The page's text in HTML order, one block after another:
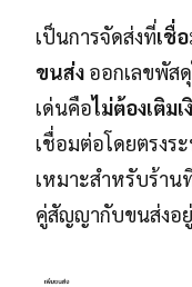
เป็นการจัดส่งที่เชื่
ขนส่ง ออกเลขพัส
เด่นคือไม่ต้องเติม
เชื่อมต่อโดยตรงร
เหมาะสำหรับร้าน
คู่สัญญากับขนส่งอ